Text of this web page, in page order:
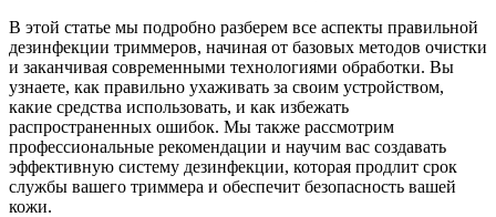
В этой статье мы подробно разберем все аспекты правильной
дезинфекции триммеров, начиная от базовых методов очистки
и заканчивая современными технологиями обработки. Вы
узнаете, как правильно ухаживать за своим устройством,
какие средства использовать, и как избежать
распространенных ошибок. Мы также рассмотрим
профессиональные рекомендации и научим вас создавать
эффективную систему дезинфекции, которая продлит срок
службы вашего триммера и обеспечит безопасность вашей
кожи.